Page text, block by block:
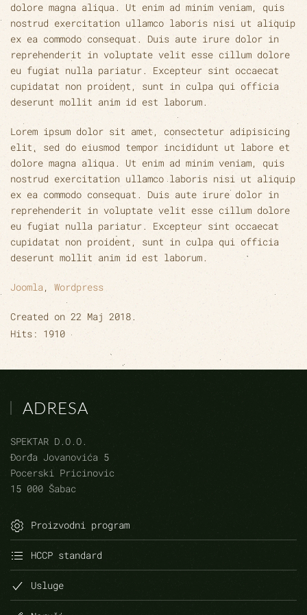
dolore magna aliqua. Ut enim ad minim veniam, quis
nostrud exercitation ullamco laboris nisi ut aliquip
ex ea commodo consequat. Duis aute irure dolor in
reprehenderit in voluptate velit esse cillum dolore
eu fugiat nulla pariatur. Excepteur sint occaecat
cupidatat non proident, sunt in culpa qui officia
deserunt mollit anim id est laborum.
Lorem ipsum dolor sit amet, consectetur adipisicing
elit, sed do eiusmod tempor incididunt ut labore et
dolore magna aliqua. Ut enim ad minim veniam, quis
nostrud exercitation ullamco laboris nisi ut aliquip
ex ea commodo consequat. Duis aute irure dolor in
reprehenderit in voluptate velit esse cillum dolore
eu fugiat nulla pariatur. Excepteur sint occaecat
cupidatat non proident, sunt in culpa qui officia
deserunt mollit anim id est laborum.
Joomla, Wordpress
Created on 22 Maj 2018.
Hits: 1910
ADRESA
SPEKTAR D.O.O.
Đorđa Jovanovića 5
Pocerski Pricinovic
15 000 Šabac
Proizvodni program
HCCP standard
Usluge